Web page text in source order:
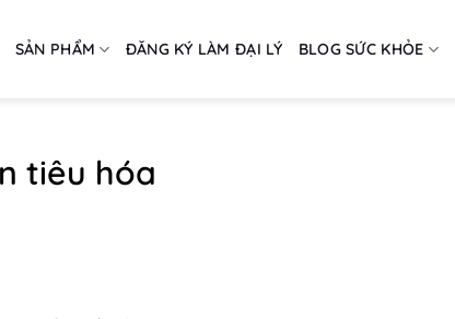
SẢN PHẨM ĐĂNG KÝ LÀM ĐẠI LÝ BLOG SỨC KHỎE
tiêu hóa